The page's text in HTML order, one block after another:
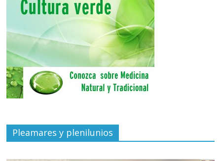
Pleamares y plenilunios